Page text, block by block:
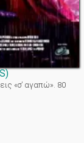
)
«σ’ αγαπώ». 80